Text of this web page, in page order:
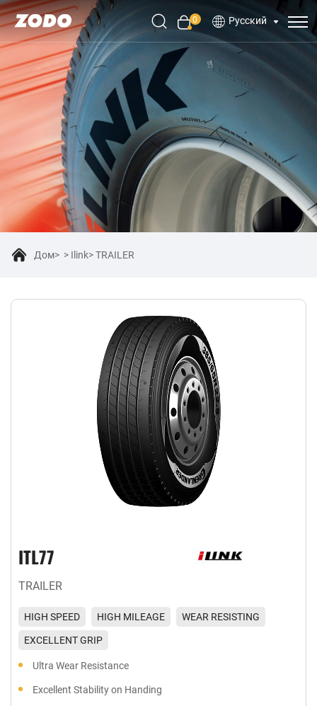
0 Русский
Дом Ilink TRAILER
ITL77
TRAILER
HIGH SPEED HIGH MILEAGE
WEAR RESISTING
EXCELLENT GRIP
Ultra Wear Resistance
Excellent Stability on Handing